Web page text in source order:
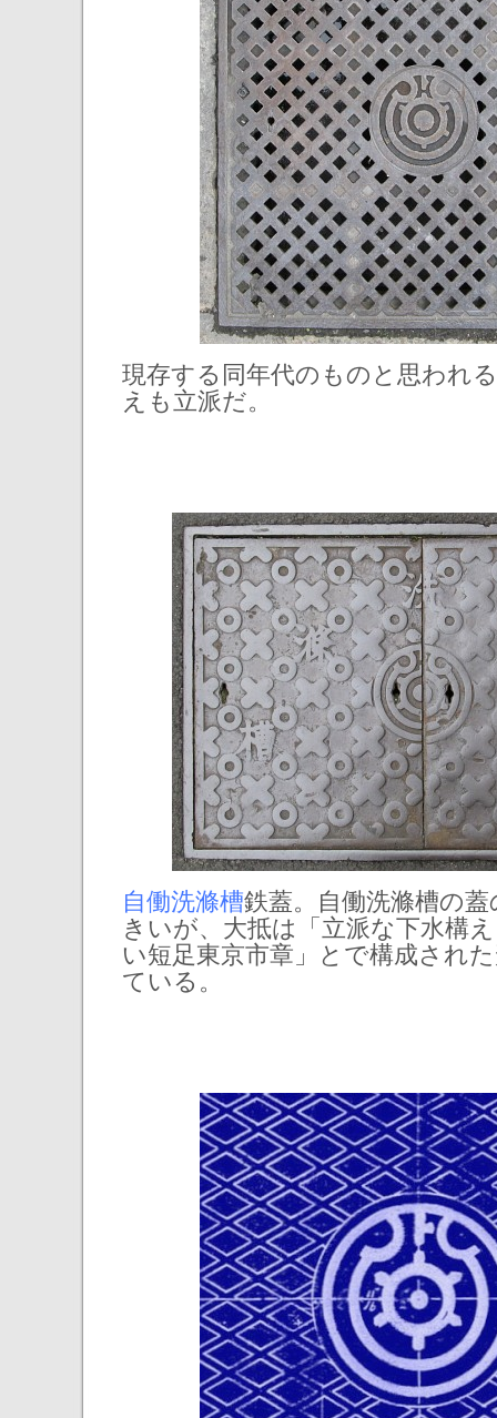
現存する同年代のものと思われる
えも立派だ。
自働洗滌槽鉄蓋。自働洗滌槽の
きいが、大抵は「立派な下水構
い短足東京市章」とで構成され
ている。